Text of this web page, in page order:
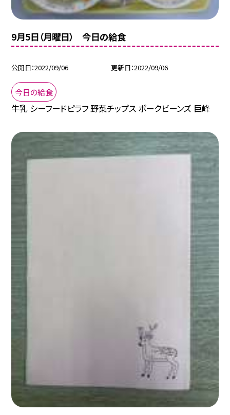
9月5日（月曜日） 今日の給食
公開日 2022/09/06 更新日 2022/09/06
今日の給食
牛乳 シーフードピラフ 野菜チップス ポークビーンズ 巨峰